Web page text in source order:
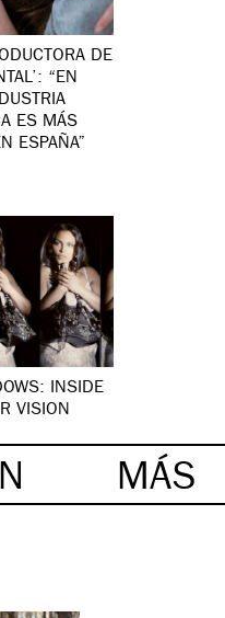
DE
“EN
ES MÁS
ESPAÑA”
INSIDE
VISION
MÁS